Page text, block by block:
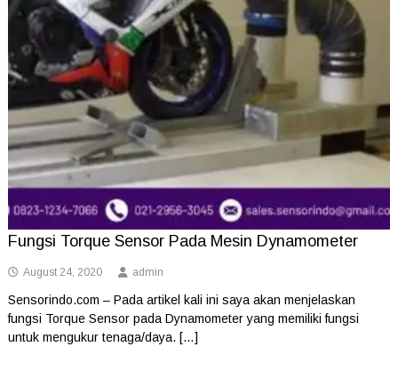
Fungsi Torque Sensor Pada Mesin Dynamometer
August 24, 2020 admin
Sensorindo.com – Pada artikel kali ini saya akan menjelaskan
fungsi Torque Sensor pada Dynamometer yang memiliki fungsi
untuk mengukur tenaga/daya. […]